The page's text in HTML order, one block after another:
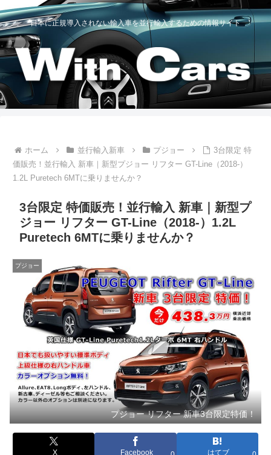
日本に正規導入されない輸入車を並行輸入するための情報サイト
ホーム 並行輸入新車 プジョー
3台限定 特
価販売！並行輸入 新車｜新型プジョー リフター GT-Line（2018-）
1.2L Puretech 6MTに乗りませんか？
3台限定 特価販売！並行輸入 新車｜新型プ
ジョー リフター GT-Line（2018-）1.2L
Puretech 6MTに乗りませんか？
プジョー
プジョー リフター 新車3台限定特価！
X Facebook はてブ